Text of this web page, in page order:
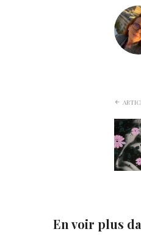
En voir plus